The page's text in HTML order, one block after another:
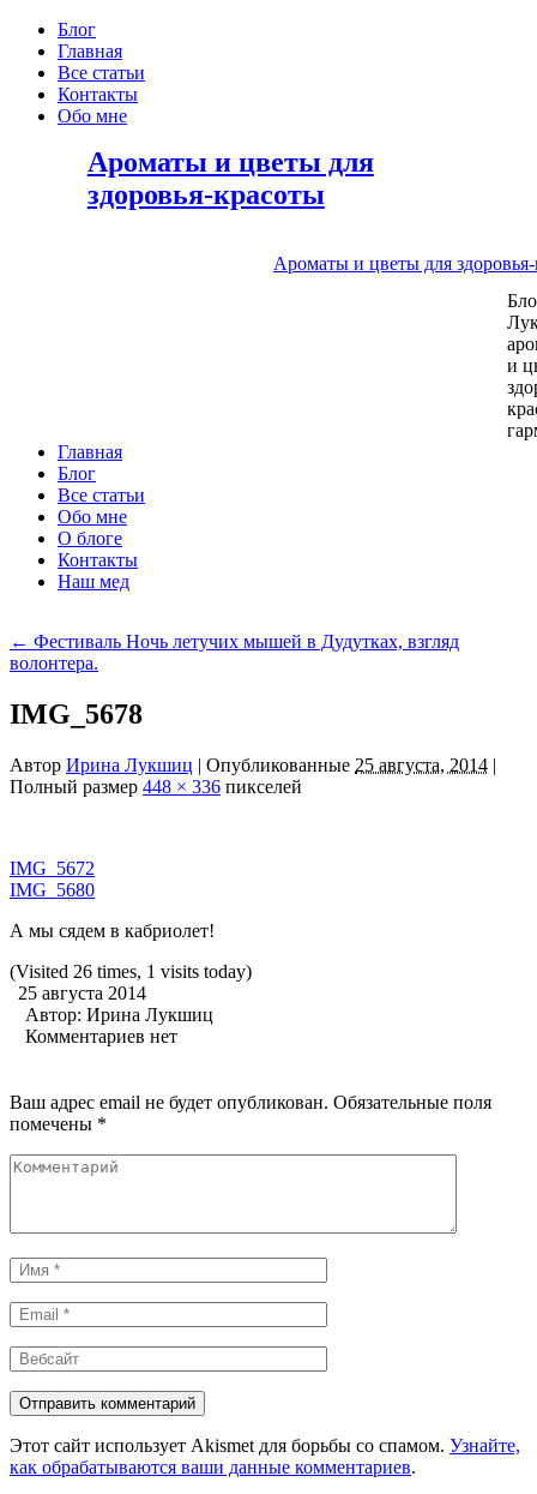
Блог
Главная
Все статьи
Контакты
Обо мне
Ароматы и цветы для
здоровья-красоты
Ароматы и цветы для
и
Главная
Блог
Все статьи
Обо мне
О блоге
Контакты
Наш мед
← Фестиваль Ночь летучих мышей в Дудутках, взгляд
волонтера.
IMG_5678
Автор Ирина Лукшиц | Опубликованные 25 августа, 2014 |
Полный размер 448 × 336 пикселей
IMG_5672
IMG_5680
А мы сядем в кабриолет!
(Visited 26 times, 1 visits today)
25 августа 2014
Автор: Ирина Лукшиц
Комментариев нет
Ваш адрес email не будет опубликован. Обязательные поля
помечены *
Комментарий
Имя
*
Email
*
Вебсайт
Этот сайт использует Akismet для борьбы со спамом. Узнайте,
как обрабатываются ваши данные комментариев.